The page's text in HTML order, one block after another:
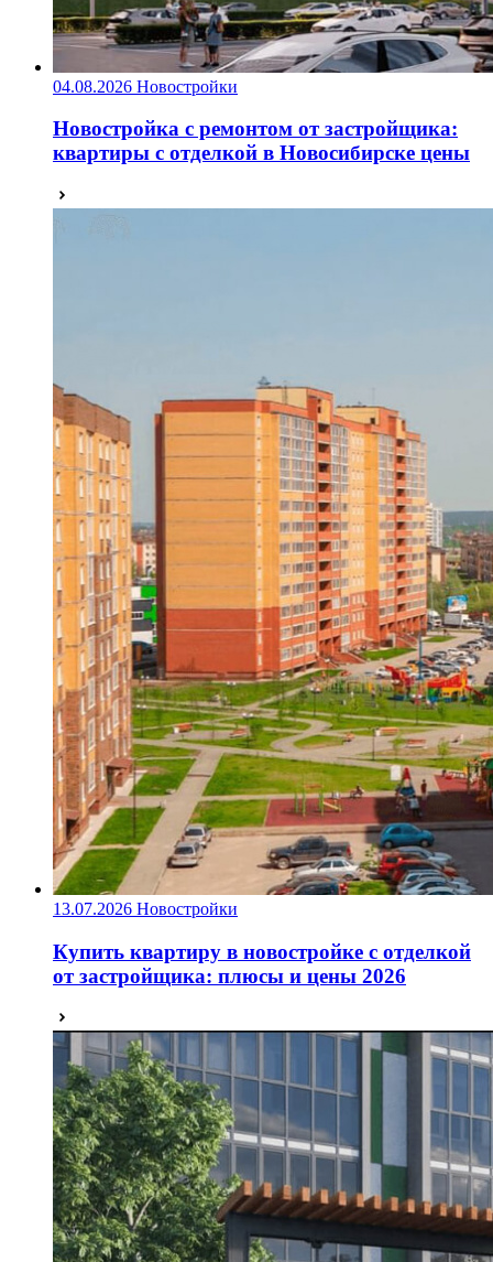
04.08.2026 Новостройки
Новостройка с ремонтом от застройщика:
квартиры с отделкой в Новосибирске цены
13.07.2026 Новостройки
Купить квартиру в новостройке с отделкой
от застройщика: плюсы и цены 2026